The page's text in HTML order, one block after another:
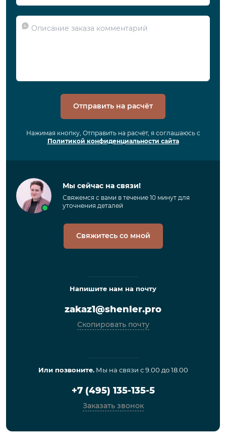
Отправить на расчёт
Нажимая кнопку, Отправить на расчёт, я соглашаюсь с
Политикой конфиденциальности сайта
Мы сейчас на связи!
Свяжемся с вами в течение 10 минут для
уточнения деталей
Свяжитесь со мной
Напишите нам на почту
zakaz1@shenler.pro
Скопировать почту
Или позвоните.Мы на связи с 9.00 до 18.00
+7 (495) 135-135-5
Заказать звонок